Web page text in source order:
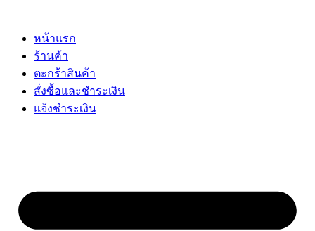
contentหน้าแรก
ร้านค้า
ตะกร้าสินค้า
สั่งซื้อและชำระเงิน
แจ้งชำระเงิน